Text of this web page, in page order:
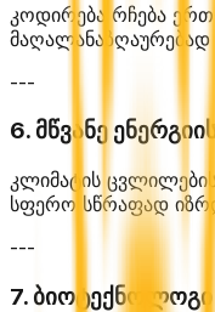
კოდირება რჩება
---
6. მწვანე
კლიმატის
სფერო სწრაფად
---
7. ბიოტექნოლოგი